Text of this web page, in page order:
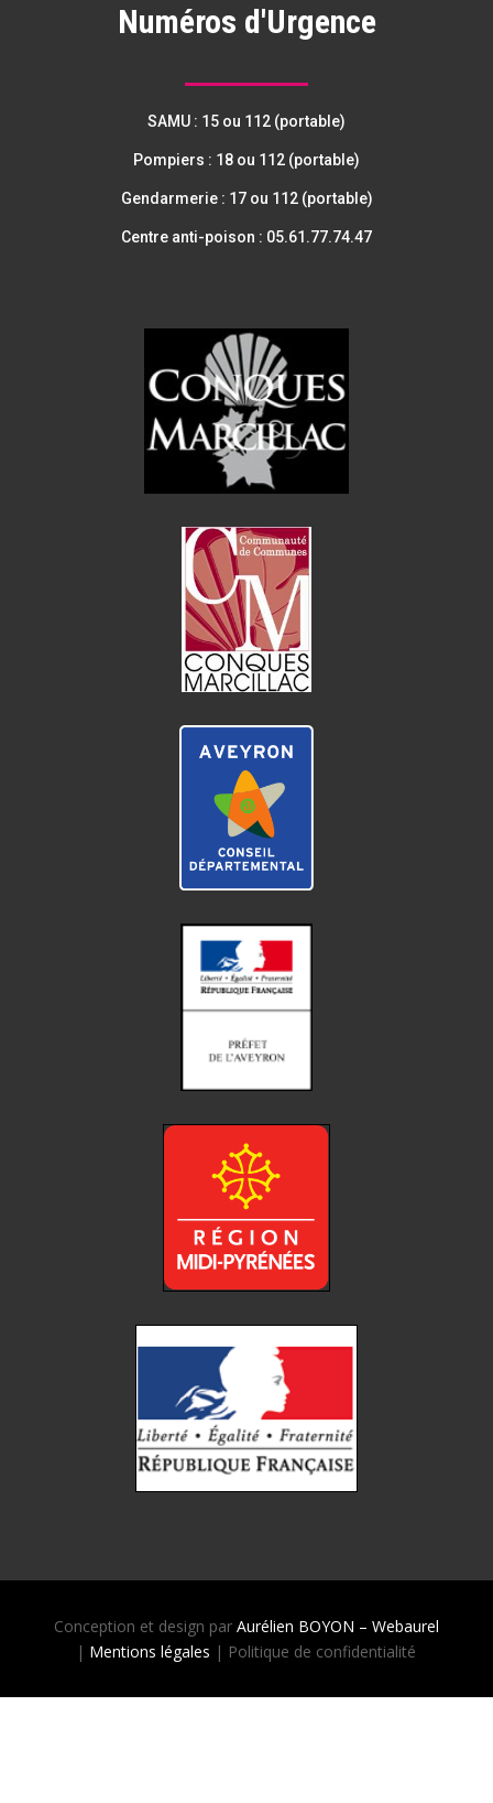
Numéros d'Urgence
SAMU : 15 ou 112 (portable)
Pompiers : 18 ou 112 (portable)
Gendarmerie : 17 ou 112 (portable)
Centre anti-poison : 05.61.77.74.47
Conception et design par Aurélien BOYON – Webaurel
| Mentions légales | Politique de confidentialité